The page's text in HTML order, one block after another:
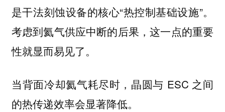
是干法刻蚀设备的核心“热控制基础设施”。
考虑到氦气供应中断的后果，这一点的重要
性就显而易见了。
当背面冷却氦气耗尽时，晶圆与 ESC 之间
的热传递效率会显著降低。